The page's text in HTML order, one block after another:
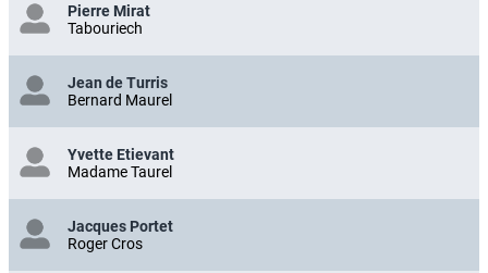
Pierre Mirat
Tabouriech
Jean de Turris
Bernard Maurel
Yvette Etievant
Madame Taurel
Jacques Portet
Roger Cros